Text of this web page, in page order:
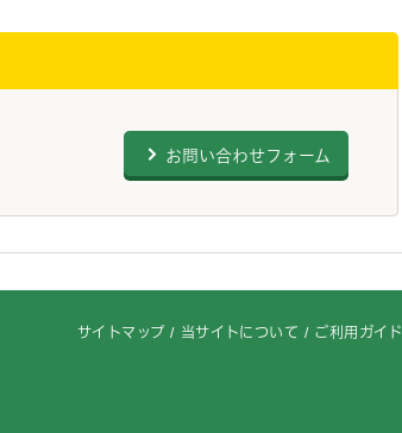
お問い合わせフォーム
サイトマップ 当サイトについて ご利用ガイド